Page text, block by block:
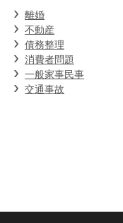
離婚
不動産
債務整理
消費者問題
一般家事民事
交通事故